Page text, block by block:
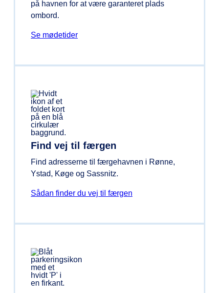
på havnen for at være garanteret plads
ombord.
Se mødetider
Find vej til færgen
Find adresserne til færgehavnen i Rønne,
Ystad, Køge og Sassnitz.
Sådan finder du vej til færgen